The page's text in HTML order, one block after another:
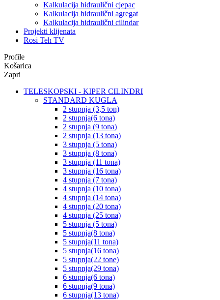
Kalkulacija hidraulični cjepac
Kalkulacija hidraulični agregat
Kalkulacija hidraulični cilindar
Projekti klijenata
Rosi Teh TV
Profile
Košarica
Zapri
TELESKOPSKI - KIPER CILINDRI
STANDARD KUGLA
2 stupnja (3,5 ton)
2 stupnja(6 tona)
2 stupnja (9 tona)
2 stupnja (13 tona)
3 stupnja (5 tona)
3 stupnja (8 tona)
3 stupnja (11 tona)
3 stupnja (16 tona)
4 stupnja (7 tona)
4 stupnja (10 tona)
4 stupnja (14 tona)
4 stupnja (20 tona)
4 stupnja (25 tona)
5 stupnja (5 tona)
5 stupnja(8 tona)
5 stupnja(11 tona)
5 stupnja(16 tona)
5 stupnja(22 tone)
5 stupnja(29 tona)
6 stupnja(6 tona)
6 stupnja(9 tona)
6 stupnja(13 tona)